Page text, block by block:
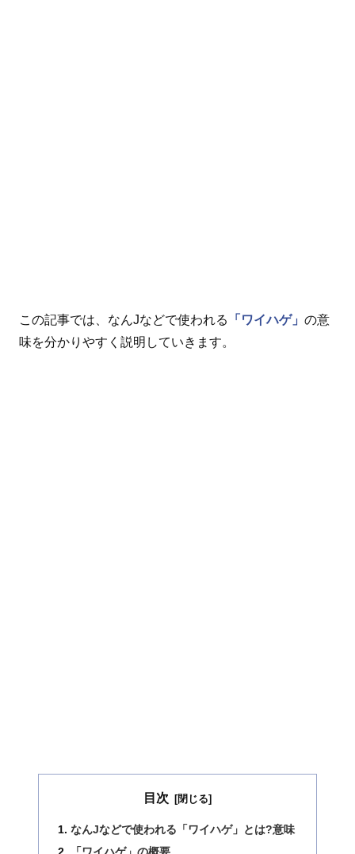
この記事では、なんJなどで使われる 「ワイハゲ」 の意
味を分かりやすく説明していきます。
目次
なんJなどで使われる「ワイハゲ」とは?意味